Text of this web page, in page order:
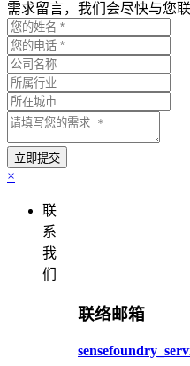
需求留言，我们会尽快与您联
×
联
系
我
们
联络邮箱